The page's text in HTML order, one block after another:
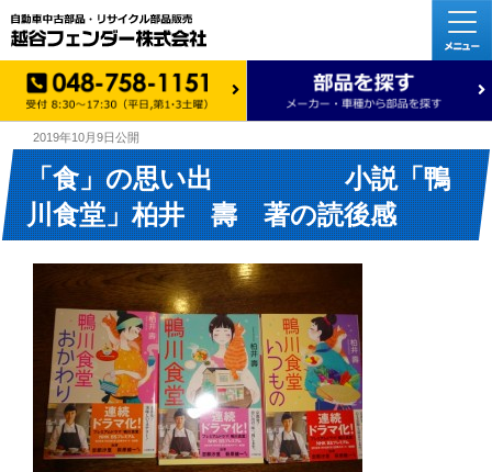
2019年10月9日公開
「食」の思い出 小説「鴨
川食堂」柏井 壽 著の読後感